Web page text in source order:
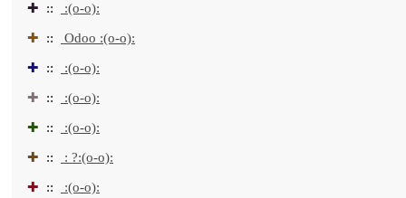
✚ :: :(o-o):
✚ :: Odoo :(o-o):
✚ :: :(o-o):
✚ :: :(o-o):
✚ :: :(o-o):
✚ :: : ?:(o-o):
✚ :: :(o-o):